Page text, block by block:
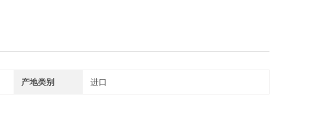
产地类别 进口